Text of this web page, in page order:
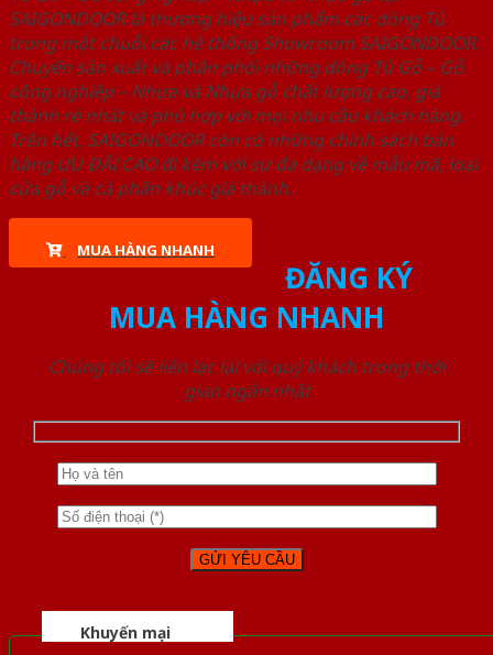
SAIGONDOOR là thương hiệu sản phẩm các dòng Tủ
trong một chuỗi các hệ thống Showroom SAIGONDOOR.
Chuyên sản xuất và phân phối những dòng Tủ Gỗ – Gỗ
công nghiêp – Nhựa và Nhựa gỗ chất lượng cao, giá
thành rẻ nhất và phù hợp với mọi nhu cầu khách hàng.
Trên hết, SAIGONDOOR còn có những chính sách bán
hàng ƯU ĐÃI CAO đi kèm với sự đa dạng về mẫu mã, loại
cửa gỗ và cả phân khúc giá thành.
MUA HÀNG NHANH
ĐĂNG KÝ
MUA HÀNG NHANH
Chúng tôi sẽ liên lạc lại với quý khách trong thời
gian ngắn nhất
Khuyến mại